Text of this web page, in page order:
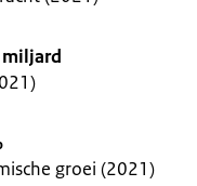
groei (2021)